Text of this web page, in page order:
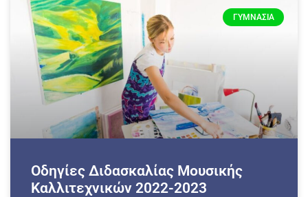
ΓΥΜΝΆΣΙΑ
Οδηγίες Διδασκαλίας Μουσικής
Καλλιτεχνικών 2022-2023